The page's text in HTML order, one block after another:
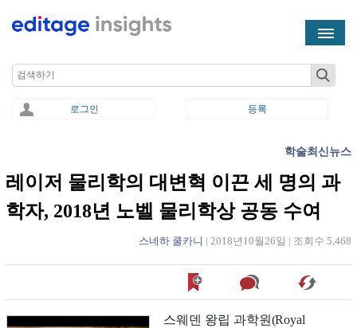
Search
로그인 등록
학술최신뉴스
레이저 물리학의 대변혁 이끈 세 명의 과
학자, 2018년 노벨 물리학상 공동 수여
스네하 쿨카니 | 2018년10월26일 | 조회수 5,468
스웨덴 왕립 과학원(Royal